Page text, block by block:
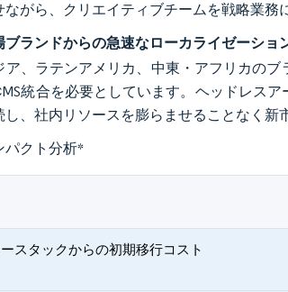
ながら、クリエイティブチームを戦略業務
ブランドからの急速なローカライゼーショ
ア、ラテンアメリカ、中東・アフリカの
統合を必要としています。ヘッドレス
し、社内リソースを膨らませることなく新
パクト分析*
スタックからの初期移行コスト